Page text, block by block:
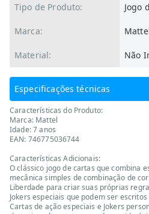
Tipo de Produto: Jogo
Marca:
Material: Não
Especificações técnicas
Características do Produto:
Marca: Mattel
Idade: 7 anos
EAN: 746775036744
Características Adicionais:
O clássico jogo de cartas que combina
mecânica simples de combinação de
Liberdade para criar suas próprias
Jokers especiais que podem ser escritos
Cartas de ação especiais e Jokers